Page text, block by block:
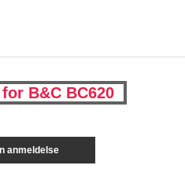
B&C BC620
anmeldelse